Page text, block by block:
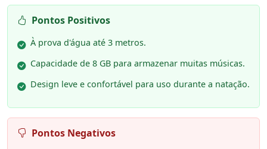
Pontos Positivos
À prova d'água até 3 metros.
Capacidade de 8 GB para armazenar muitas músicas.
Design leve e confortável para uso durante a natação.
Pontos Negativos